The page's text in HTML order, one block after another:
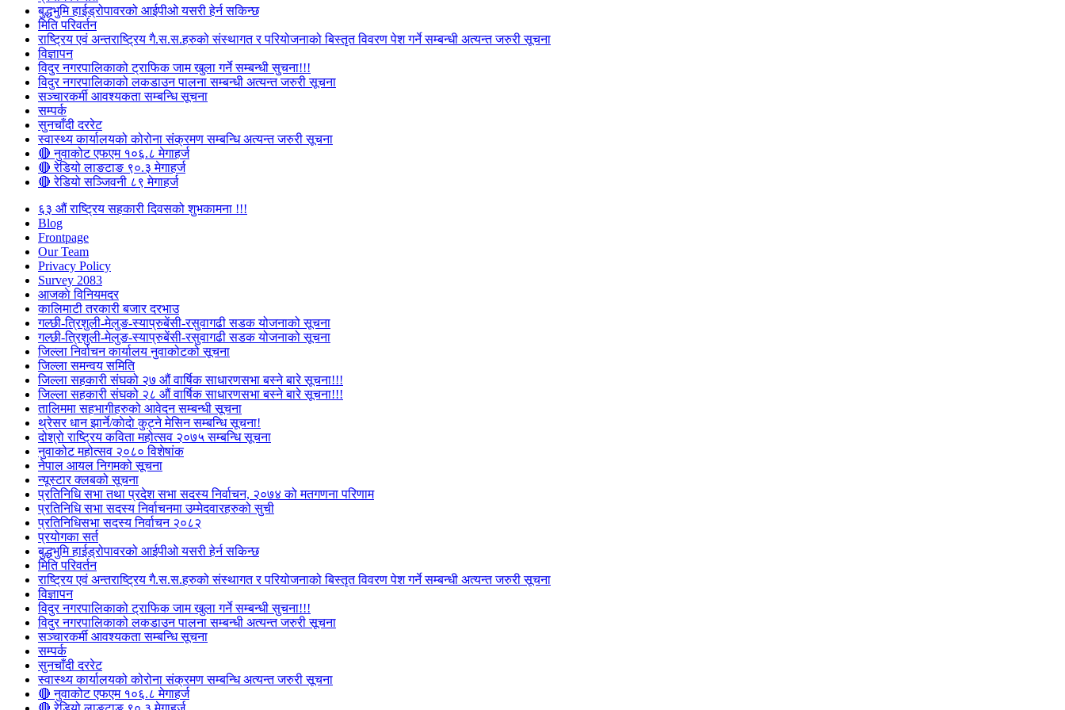
बुद्धभुमि हाईड्रोपावरको आईपीओ यसरी हेर्न सकिन्छ
मिति परिवर्तन
राष्ट्रिय एवं अन्तराष्ट्रिय गै.स.स.हरुको संस्थागत र परियोजनाको बिस्तृत विवरण पेश गर्ने सम्बन्धी अत्यन्त जरुरी सूचना
विज्ञापन
विदुर नगरपालिकाको ट्राफिक जाम खुला गर्ने सम्बन्धी सुचना!!!
विदुर नगरपालिकाको लकडाउन पालना सम्बन्धी अत्यन्त जरुरी सूचना
सञ्चारकर्मी आवश्यकता सम्बन्धि सूचना
सम्पर्क
सुनचाँदी दररेट
स्वास्थ्य कार्यालयको कोरोना संक्रमण सम्बन्धि अत्यन्त जरुरी सूचना
🔴 नुवाकोट एफएम १०६.८ मेगाहर्ज
🔴 रेडियो लाङटाङ ९०.३ मेगाहर्ज
🔴 रेडियो सञ्जिवनी ८९ मेगाहर्ज
६३ औं राष्ट्रिय सहकारी दिवसको शुभकामना !!!
Blog
Frontpage
Our Team
Privacy Policy
Survey 2083
आजकाे विनियमदर
कालिमाटी तरकारी बजार दरभाउ
गल्छी-त्रिशुली-मेलुङ-स्याप्रुबेंसी-रसुवागढी सडक योजनाको सूचना
गल्छी-त्रिशुली-मेलुङ-स्याप्रुबेंसी-रसुवागढी सडक योजनाको सूचना
जिल्ला निर्वाचन कार्यालय नुवाकोटको सूचना
जिल्ला समन्वय समिति
जिल्ला सहकारी संघको २७ औं वार्षिक साधारणसभा बस्ने बारे सूचना!!!
जिल्ला सहकारी संघको २८ औं वार्षिक साधारणसभा बस्ने बारे सूचना!!!
तालिममा सहभागीहरुको आवेदन सम्बन्धी सूचना
थ्रेसर धान झार्ने/काेदाे कुट्ने मेसिन सम्बन्धि सूचना!
दोश्रो राष्ट्रिय कविता महोत्सव २०७५ सम्बन्धि सूचना
नुवाकोट महोत्सव २०८० विशेषांक
नेपाल आयल निगमको सूचना
न्यूस्टार क्लबको सूचना
प्रतिनिधि सभा तथा प्रदेश सभा सदस्य निर्वाचन, २०७४ को मतगणना परिणाम
प्रतिनिधि सभा सदस्य निर्वाचनमा उम्मेदवारहरुको सुची
प्रतिनिधिसभा सदस्य निर्वाचन २०८२
प्रयोगका सर्त
बुद्धभुमि हाईड्रोपावरको आईपीओ यसरी हेर्न सकिन्छ
मिति परिवर्तन
राष्ट्रिय एवं अन्तराष्ट्रिय गै.स.स.हरुको संस्थागत र परियोजनाको बिस्तृत विवरण पेश गर्ने सम्बन्धी अत्यन्त जरुरी सूचना
विज्ञापन
विदुर नगरपालिकाको ट्राफिक जाम खुला गर्ने सम्बन्धी सुचना!!!
विदुर नगरपालिकाको लकडाउन पालना सम्बन्धी अत्यन्त जरुरी सूचना
सञ्चारकर्मी आवश्यकता सम्बन्धि सूचना
सम्पर्क
सुनचाँदी दररेट
स्वास्थ्य कार्यालयको कोरोना संक्रमण सम्बन्धि अत्यन्त जरुरी सूचना
🔴 नुवाकोट एफएम १०६.८ मेगाहर्ज